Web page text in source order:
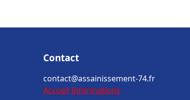
Contact
contact@assainissement-74.fr
Accueil Informations